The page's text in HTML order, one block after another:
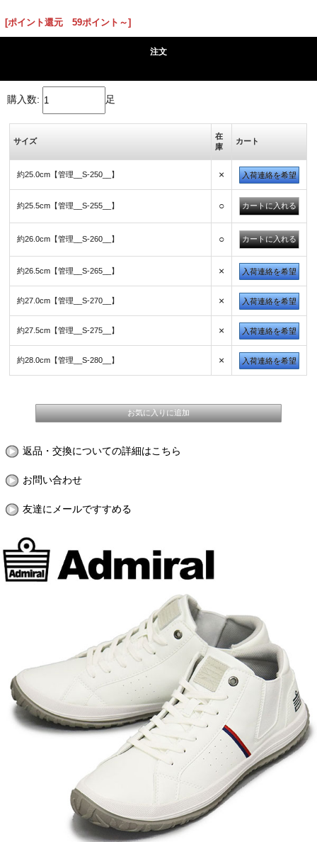
[ポイント還元 59ポイント～]
注文
購入数: 足
サイズ
在
庫
カート
約25.0cm【管理__S-250__】 × 入荷連絡を希望
約25.5cm【管理__S-255__】 ○
約26.0cm【管理__S-260__】 ○
約26.5cm【管理__S-265__】 × 入荷連絡を希望
約27.0cm【管理__S-270__】 × 入荷連絡を希望
約27.5cm【管理__S-275__】 × 入荷連絡を希望
約28.0cm【管理__S-280__】 × 入荷連絡を希望
返品・交換についての詳細はこちら
お問い合わせ
友達にメールですすめる